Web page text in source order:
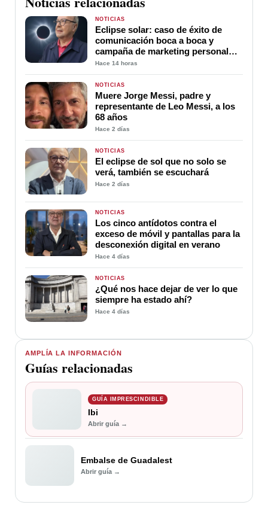
AMPLÍA LA INFORMACIÓN
Guías relacionadas
GUÍA IMPRESCINDIBLE
Ibi
Abrir guía →
Embalse de Guadalest
Abrir guía →
NOTICIAS
Eclipse solar: caso de éxito de
comunicación boca a boca y
campaña de marketing personal
sin coste y al alcance de todos
Hace 14 horas
NOTICIAS
Muere Jorge Messi, padre y
representante de Leo Messi, a los
68 años
Hace 2 días
NOTICIAS
El eclipse de sol que no solo se
verá, también se escuchará
Hace 2 días
NOTICIAS
Los cinco antídotos contra el
exceso de móvil y pantallas para la
desconexión digital en verano
Hace 4 días
NOTICIAS
¿Qué nos hace dejar de ver lo que
siempre ha estado ahí?
Hace 4 días